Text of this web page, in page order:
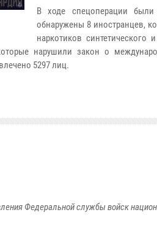
В ходе спецоперации
обнаружены 8 иностранцев,
наркотиков
нарушили закон о
5297 лиц.
Федеральной службы войск